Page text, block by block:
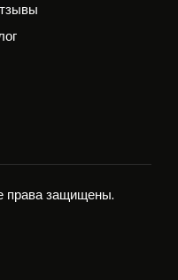
права защищены.